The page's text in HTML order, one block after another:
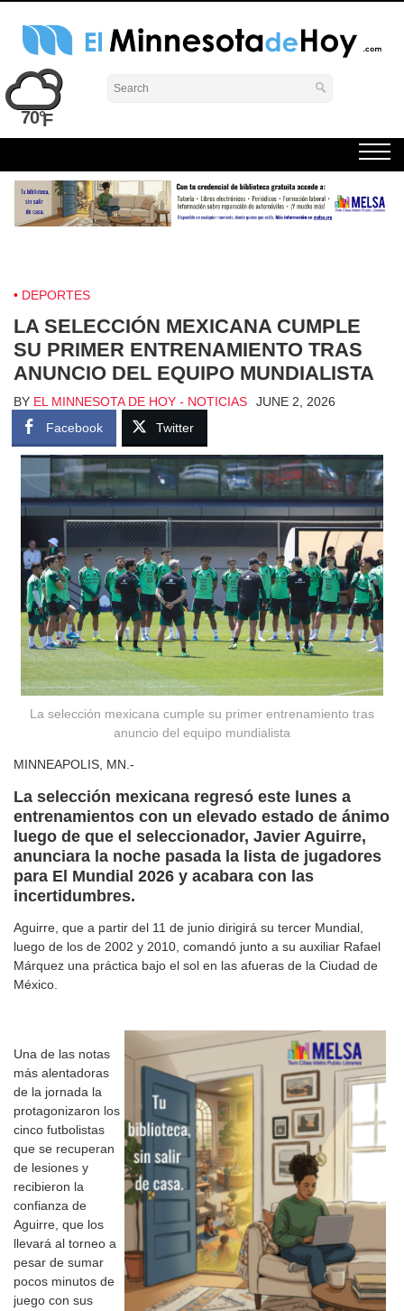
Skip
content
El Minnesota de Hoy Noticias
Latino Noticias Minnesota News
70°
DEPORTES
LA SELECCIÓN MEXICANA CUMPLE
SU PRIMER ENTRENAMIENTO TRAS
ANUNCIO DEL EQUIPO MUNDIALISTA
BY EL MINNESOTA DE HOY - NOTICIAS
JUNE 2, 2026
Facebook
Twitter
La selección mexicana cumple su primer entrenamiento tras
anuncio del equipo mundialista
MINNEAPOLIS, MN.-
La selección mexicana regresó este lunes a
entrenamientos con un elevado estado de ánimo
luego de que el seleccionador, Javier Aguirre,
anunciara la noche pasada la lista de jugadores
para El Mundial 2026 y acabara con las
incertidumbres.
Aguirre, que a partir del 11 de junio dirigirá su tercer Mundial,
luego de los de 2002 y 2010, comandó junto a su auxiliar Rafael
Márquez una práctica bajo el sol en las afueras de la Ciudad de
México.
Una de las notas
más alentadoras
de la jornada la
protagonizaron los
cinco futbolistas
que se recuperan
de lesiones y
recibieron la
confianza de
Aguirre, que los
llevará al torneo a
pesar de sumar
pocos minutos de
juego con sus